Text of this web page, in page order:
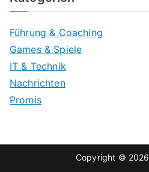
Führung & Coaching
Games & Spiele
IT & Technik
Nachrichten
Promis
Copyright © 2026